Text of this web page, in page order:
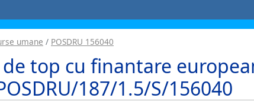
umane POSDRU 156040
top cu finantare
187/1.5/S/156040